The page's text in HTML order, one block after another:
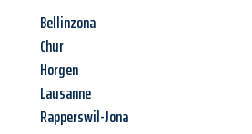
Bellinzona
Chur
Horgen
Lausanne
Rapperswil-Jona